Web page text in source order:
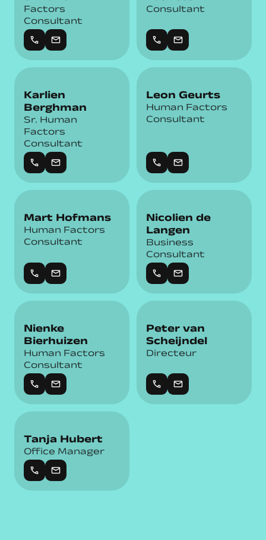
Factors
Consultant
call mail
Consultant
call mail
Karlien
Berghman
Sr. Human
Factors
Consultant
call mail
Leon Geurts
Human Factors
Consultant
call mail
Mart Hofmans
Human Factors
Consultant
call mail
Nicolien de
Langen
Business
Consultant
call mail
Nienke
Bierhuizen
Human Factors
Consultant
call mail
Peter van
Scheijndel
Directeur
call mail
Tanja Hubert
Office Manager
call mail